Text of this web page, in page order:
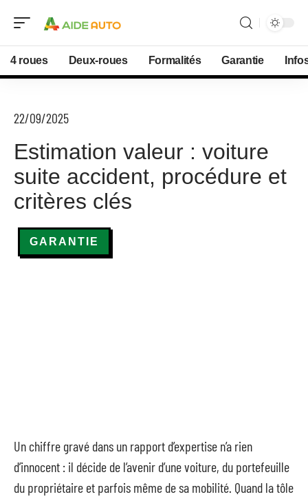
4 roues Deux-roues Formalités Garantie
22/09/2025
Estimation valeur : voiture
suite accident, procédure et
critères clés
GARANTIE
Un chiffre gravé dans un rapport d’expertise n’a rien
d’innocent : il décide de l’avenir d’une voiture, du portefeuille
du propriétaire et parfois même de sa mobilité. Quand la tôle